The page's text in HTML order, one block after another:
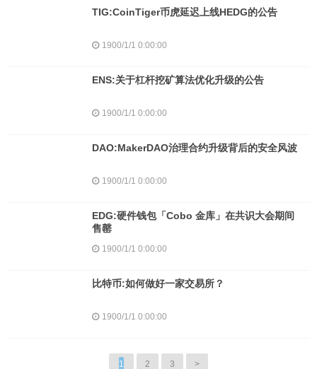
TIG:CoinTiger币虎延迟上线HEDG的公告
1900/1/1 0:00:00
ENS:关于杠杆挖矿算法优化升级的公告
1900/1/1 0:00:00
DAO:MakerDAO治理合约升级背后的安全风波
1900/1/1 0:00:00
EDG:硬件钱包「Cobo 金库」在共识大会期间
售罄
1900/1/1 0:00:00
比特币:如何做好一家交易所？
1900/1/1 0:00:00
1 2 3 >